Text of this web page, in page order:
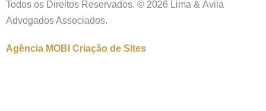
Todos os Direitos Reservados. © 2026 Lima & Ávila
Advogados Associados.
Agência MOBI Criação de Sites